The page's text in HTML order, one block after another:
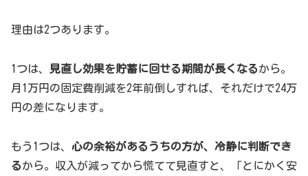
理由は2つあります。
1つは、 見直し効果を貯蓄に回せる期間が長くなるから。
月1万円の固定費削減を2年前倒しすれば、それだけで24万
円の差になります。
もう1つは、 心の余裕があるうちの方が、冷静に判断でき
るから。収入が減ってから慌てて見直すと、「とにかく安